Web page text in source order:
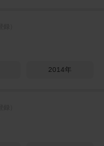
2014年